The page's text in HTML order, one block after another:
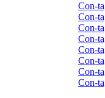
Con-
Con-
Con-
Con-
Con-
Con-
Con-
Con-